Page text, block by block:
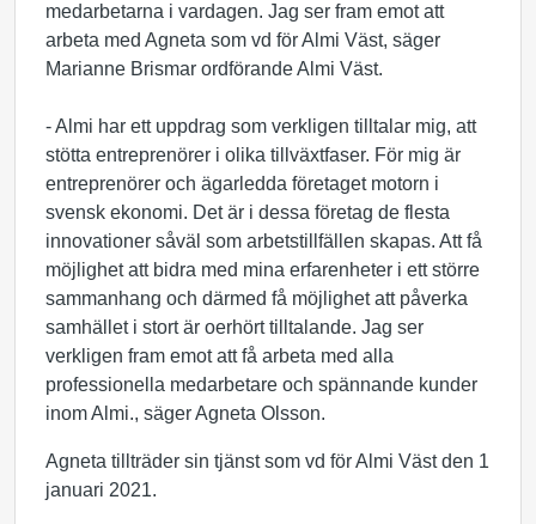
medarbetarna i vardagen. Jag ser fram emot att
arbeta med Agneta som vd för Almi Väst, säger
Marianne Brismar ordförande Almi Väst.
- Almi har ett uppdrag som verkligen tilltalar mig, att
stötta entreprenörer i olika tillväxtfaser. För mig är
entreprenörer och ägarledda företaget motorn i
svensk ekonomi. Det är i dessa företag de flesta
innovationer såväl som arbetstillfällen skapas. Att få
möjlighet att bidra med mina erfarenheter i ett större
sammanhang och därmed få möjlighet att påverka
samhället i stort är oerhört tilltalande. Jag ser
verkligen fram emot att få arbeta med alla
professionella medarbetare och spännande kunder
inom Almi., säger Agneta Olsson.
Agneta tillträder sin tjänst som vd för Almi Väst den 1
januari 2021.